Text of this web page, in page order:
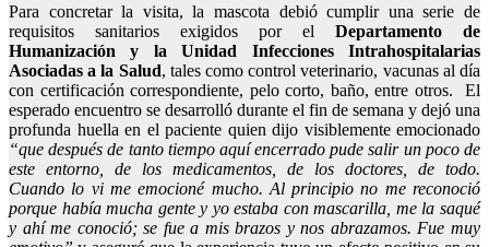
Para concretar la visita, la mascota debió cumplir una serie de
requisitos sanitarios exigidos por el Departamento de
Humanización y la Unidad Infecciones Intrahospitalarias
Asociadas a la Salud, tales como control veterinario, vacunas al día
con certificación correspondiente, pelo corto, baño, entre otros. El
esperado encuentro se desarrolló durante el fin de semana y dejó una
profunda huella en el paciente quien dijo visiblemente emocionado
“que después de tanto tiempo aquí encerrado pude salir un poco de
este entorno, de los medicamentos, de los doctores, de todo.
Cuando lo vi me emocioné mucho. Al principio no me reconoció
porque había mucha gente y yo estaba con mascarilla, me la saqué
y ahí me conoció; se fue a mis brazos y nos abrazamos. Fue muy